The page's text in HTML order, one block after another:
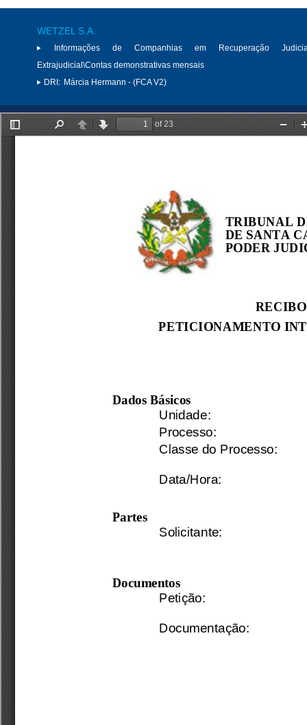
WETZEL S.A.
Informações de Companhias em Recuperação
Extrajudicial\Contas demonstrativas mensais
DRI: Márcia Hermann - (FCA V2)